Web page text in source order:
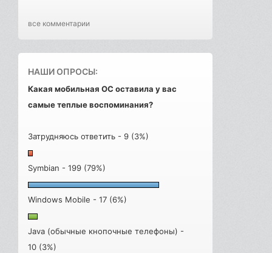
все комментарии
НАШИ ОПРОСЫ:
Какая мобильная ОС оставила у вас
самые теплые воспоминания?
Затрудняюсь ответить - 9 (3%)
Symbian - 199 (79%)
Windows Mobile - 17 (6%)
Java (обычные кнопочные телефоны) -
10 (3%)